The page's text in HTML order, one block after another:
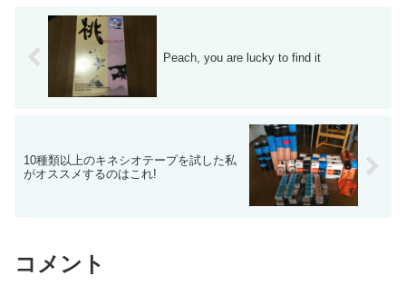
Peach, you are lucky to find it
10種類以上のキネシオテープを試した私
がオススメするのはこれ!
コメント